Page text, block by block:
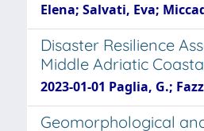
Elena; Salvati, Eva;
Disaster Resilience
Middle Adriatic
2023-01-01 Paglia, G.;
Geomorphological